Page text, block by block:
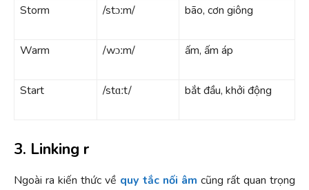
Storm /stɔːm/ bão, cơn giông
Warm /wɔːm/ ấm, ấm áp
Start /stɑːt/ bắt đầu, khởi động
3. Linking r
Ngoài ra kiến thức về quy tắc nối âm cũng rất quan trọng